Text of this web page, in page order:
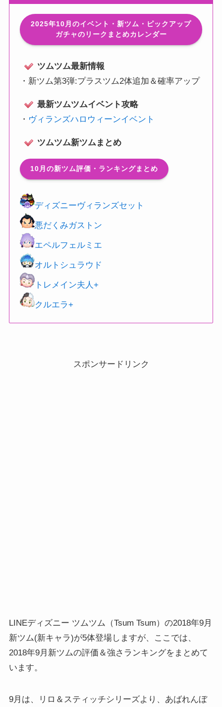
2025年10月のイベント・新ツム・ピックアップ
ガチャのリークまとめカレンダー
ツムツム最新情報
・ 新ツム第3弾:プラスツム2体追加＆確率アップ
最新ツムツムイベント攻略
・ ヴィランズハロウィーンイベント
ツムツム新ツムまとめ
10月の新ツム評価・ランキングまとめ
ディズニーヴィランズセット
悪だくみガストン
エペルフェルミエ
オルトシュラウド
トレメイン夫人+
クルエラ+
スポンサードリンク
LINEディズニー ツムツム（Tsum Tsum）の2018年9月
新ツム(新キャラ)が5体登場しますが、ここでは、
2018年9月新ツムの評価＆強さランキングをまとめて
います。
9月は、リロ＆スティッチシリーズより、あばれんぼ